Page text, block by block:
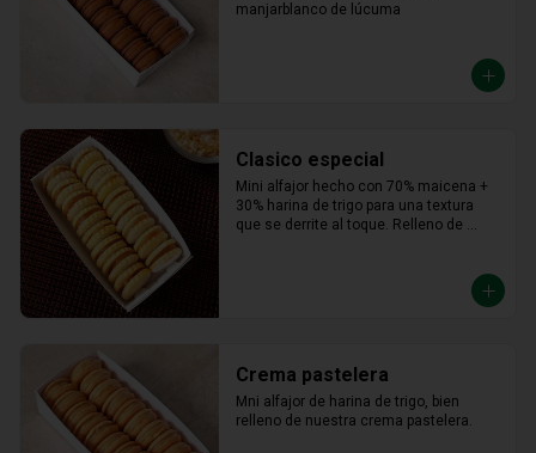
manjarblanco de lúcuma
Clasico especial
Mini alfajor hecho con 70% maicena +
30% harina de trigo para una textura
que se derrite al toque. Relleno de
Crema pastelera
Mni alfajor de harina de trigo, bien
relleno de nuestra crema pastelera.